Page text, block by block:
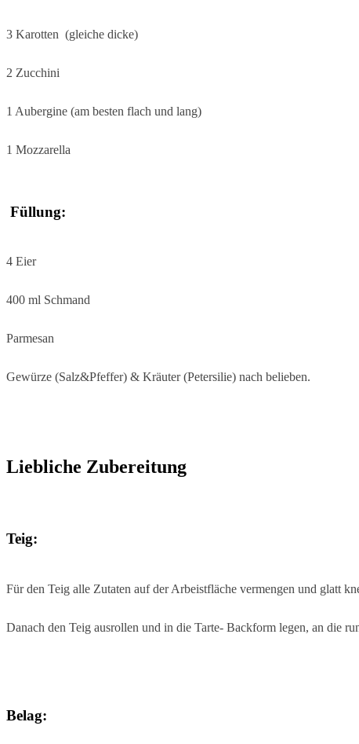
3 Karotten (gleiche dicke)
2 Zucchini
1 Aubergine (am besten flach und lang)
1 Mozzarella
Füllung:
4 Eier
400 ml Schmand
Parmesan
Gewürze (Salz&Pfeffer) & Kräuter (Petersilie) nach belieben.
Liebliche Zubereitung
Teig:
Für den Teig alle Zutaten auf der Arbeistfläche vermengen und glatt
Danach den Teig ausrollen und in die Tarte- Backform legen, an die
Belag: